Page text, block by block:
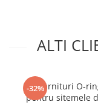
Scule Pneumatice
Alte scule
Chei cu clichet
ALTI
-32%
Set garnituri O-
pentru sitemele